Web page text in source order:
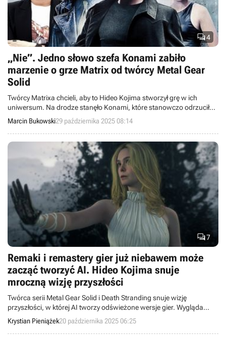
4
„Nie”. Jedno słowo szefa Konami zabiło
marzenie o grze Matrix od twórcy Metal Gear
Solid
Twórcy Matrixa chcieli, aby to Hideo Kojima stworzył grę w ich
uniwersum. Na drodze stanęło Konami, które stanowczo odrzuciło
projekt.
Marcin Bukowski29 października 2025 08:14
7
Remaki i remastery gier już niebawem może
zacząć tworzyć AI. Hideo Kojima snuje
mroczną wizję przyszłości
Twórca serii Metal Gear Solid i Death Stranding snuje wizję
przyszłości, w której AI tworzy odświeżone wersje gier. Wygląda
jednak na to, że nie tego obawia się najbardziej.
Krystian Pieniążek20 października 2025 06:25